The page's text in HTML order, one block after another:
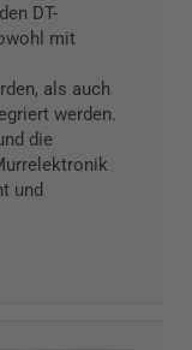
DT-
mit
als auch
werden.
die
und